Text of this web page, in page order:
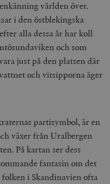
världen över.
i den östblekingska
alla dessa år har koll
och som
just på den platsen där
och vitsipporna äger
partisymbol, är en
växer från Uralbergen
På kartan ser dess
fantasin om det
i Skandinavien ofta